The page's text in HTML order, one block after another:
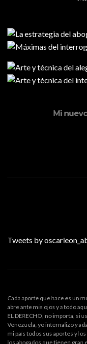
Mi
Tweets by
Cada aporte que hace es un
abre ante mis ojos y a todo
EL DERECHO, no importa, si
Venezuela, yo internalizo y
mi país todos sus aportes y
los abogados que tienen